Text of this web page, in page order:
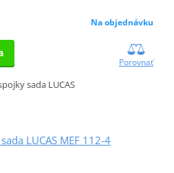
Na objednávku
Porovnať
sada LUCAS
LUCAS MEF 112-4